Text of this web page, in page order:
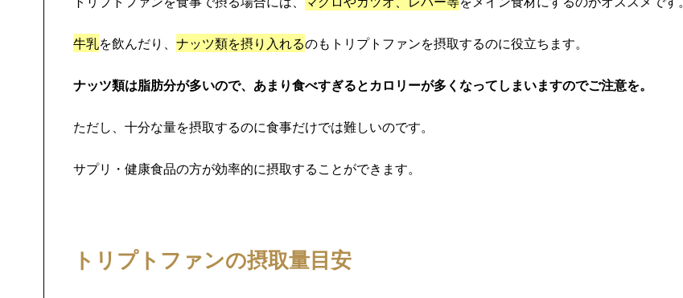
牛乳を飲んだり、 ナッツ類を摂り入れるのもトリプトファンを摂取するのに役立ちます。
ナッツ類は脂肪分が多いので、あまり食べすぎるとカロリーが多くなってしまいますのでご注意を。
ただし、十分な量を摂取するのに食事だけでは難しいのです。
サプリ・健康食品の方が効率的に摂取することができます。
トリプトファンの摂取量目安